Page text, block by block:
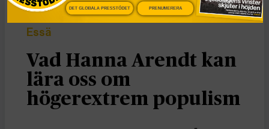
Essä
Vad Hanna Arendt kan
lära oss om
högerextrem populism
DET GLOBALA PRESSTÖDET PRENUMERERA